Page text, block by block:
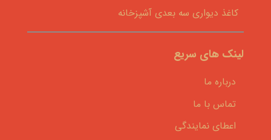
کاغذ دیواری سه بعدی آشپزخانه
لینک های سریع
درباره ما
تماس با ما
اعطای نمایندگی